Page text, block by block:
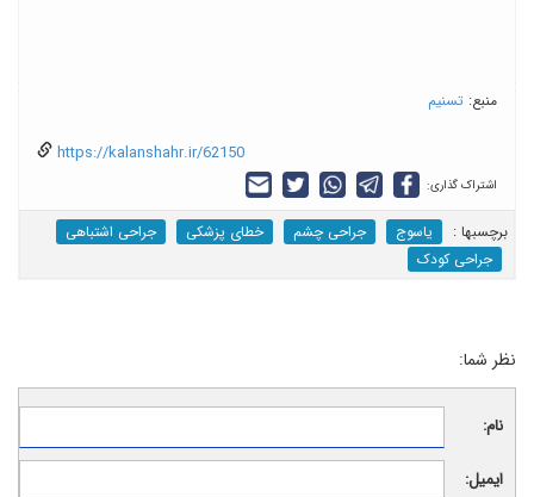
منبع: تسنیم
https://kalanshahr.ir/62150
اشتراک گذاری:
برچسب‎ها : یاسوج جراحی چشم خطای پزشکی
جراحی اشتباهی
جراحی کودک
نظر شما:
نام:
ایمیل: